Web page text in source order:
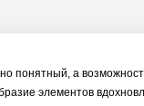
понятный, а
элементов